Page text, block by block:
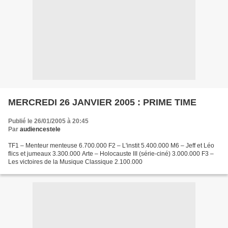
MERCREDI 26 JANVIER 2005 : PRIME TIME
Publié le 26/01/2005 à 20:45
Par audiencestele
TF1 – Menteur menteuse 6.700.000 F2 – L'instit 5.400.000 M6 – Jeff et Léo
flics et jumeaux 3.300.000 Arte – Holocauste III (série-ciné) 3.000.000 F3 –
Les victoires de la Musique Classique 2.100.000